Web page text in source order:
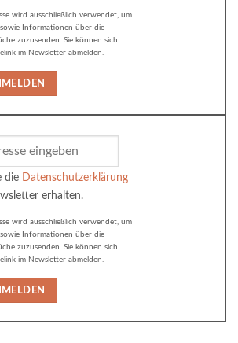
wird ausschließlich verwendet, um
Informationen über die
zuzusenden. Sie können sich
im Newsletter abmelden.
die Datenschutzerklärung
erhalten.
wird ausschließlich verwendet, um
Informationen über die
zuzusenden. Sie können sich
im Newsletter abmelden.